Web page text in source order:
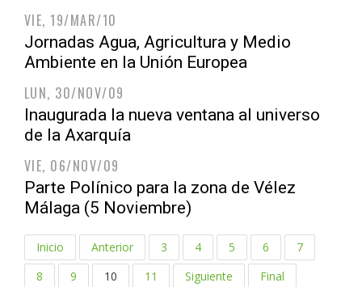
VIE, 19/MAR/10
Jornadas Agua, Agricultura y Medio
Ambiente en la Unión Europea
LUN, 30/NOV/09
Inaugurada la nueva ventana al universo
de la Axarquía
VIE, 06/NOV/09
Parte Polínico para la zona de Vélez
Málaga (5 Noviembre)
Inicio Anterior 3 4 5 6
7
8
9 10 11 Siguiente Final